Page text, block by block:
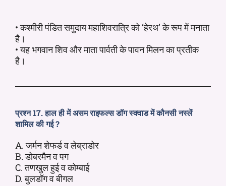
• कश्मीरी पंडित समुदाय महाशिवरात्रि को ‘हेरथ’ के रूप में मनाता
है।
• यह भगवान शिव और माता पार्वती के पावन मिलन का प्रतीक
है।
प्रश्न 17. हाल ही में असम राइफल्स डॉग स्क्वाड में कौनसी नस्लें
शामिल की गई ?
A. जर्मन शेफर्ड व लेब्राडोर
B. डोबरमैन व पग
C. तणखुल हुई व कोम्बाई
D. बुलडॉग व बीगल